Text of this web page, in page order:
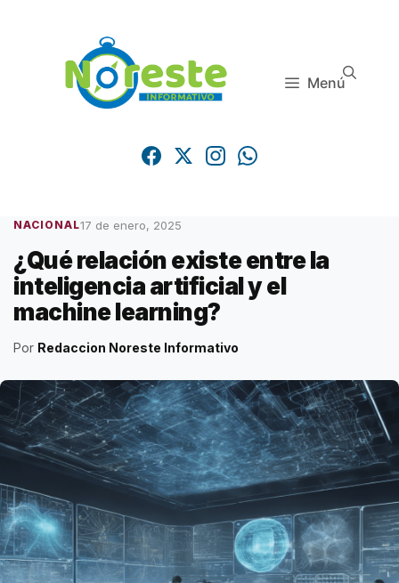
Menú
NACIONAL17 de enero, 2025
¿Qué relación existe entre la
inteligencia artificial y el
machine learning?
Por Redaccion Noreste Informativo